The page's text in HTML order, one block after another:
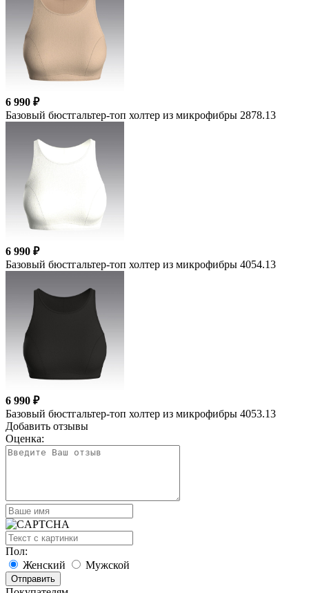
6 990 ₽
Базовый бюстгальтер-топ холтер из микрофибры 2878.13
6 990 ₽
Базовый бюстгальтер-топ холтер из микрофибры 4054.13
6 990 ₽
Базовый бюстгальтер-топ холтер из микрофибры 4053.13
Добавить отзывы
Оценка:
Пол:
Женский
Мужской